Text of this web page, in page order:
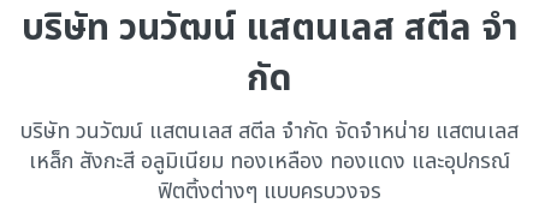
บริษัท วนวัฒน์ แสตนเลส สตีล จํา
กัด
บริษัท วนวัฒน์ แสตนเลส สตีล จํากัด จัดจําหน่าย แสตนเลส
เหล็ก สังกะสี อลูมิเนียม ทองเหลือง ทองแดง และอุปกรณ์
ฟิตติ้งต่างๆ แบบครบวงจร